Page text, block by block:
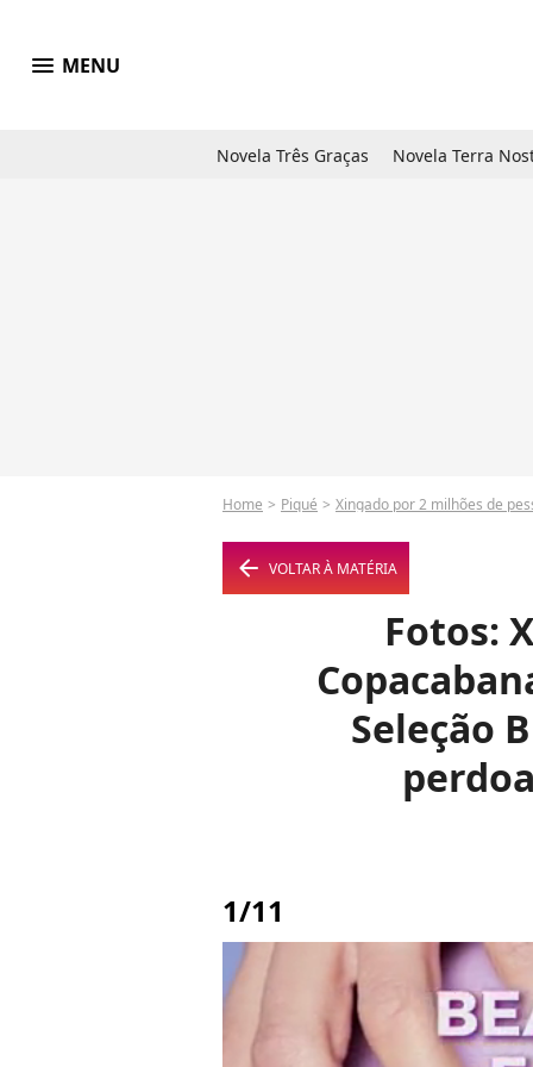
menu MENU
Novela Três Graças Novela Terra
Home Piqué Xingado por 2 milhões de
arrow_left VOLTAR À MATÉRIA
Fotos:
Seleção
1/11